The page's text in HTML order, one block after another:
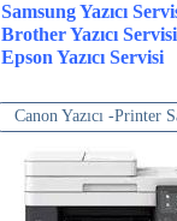
Samsung Yazıcı
Brother Yazıcı Servisi
Epson Yazıcı Servisi
Canon Yazıcı -Printer